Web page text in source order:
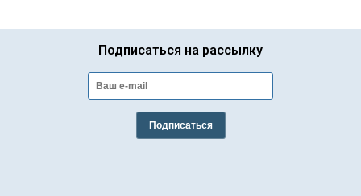
Подписаться на рассылку
Подписаться